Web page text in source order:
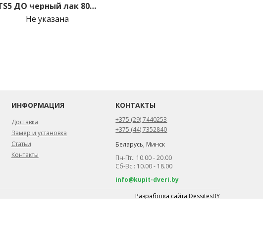
TS5 ДО черный лак 800*2000 Лорэт белый
Не указана
ИНФОРМАЦИЯ
Доставка
Замер и установка
Статьи
Контакты
КОНТАКТЫ
+375 (29) 7440253
+375 (44) 7352840
Беларусь, Минск
Пн-Пт.: 10.00 - 20.00
Сб-Вс.: 10.00 - 18.00
info@kupit-dveri.by
Разработка сайта DessitesBY